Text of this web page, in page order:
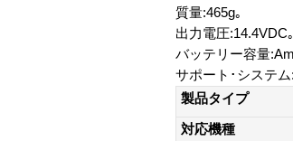
質量:465g｡
出力電圧:14.4VDC｡
バッテリー容量
サポート･システム
製品タイプ
対応機種